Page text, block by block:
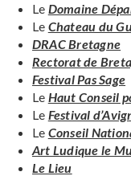
Le Domaine
Le Chateau du
DRAC Bretagne
Rectorat de
Festival Pas Sage
Le Haut Conseil
Le Festival
Le Conseil
Art Ludique le
Le Lieu